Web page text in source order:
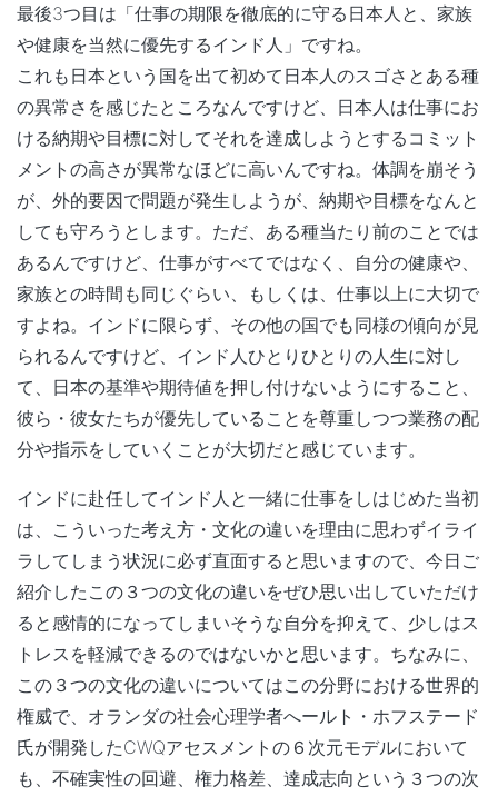
最後3つ目は「仕事の期限を徹底的に守る日本人と、家族
や健康を当然に優先するインド人」ですね。
これも日本という国を出て初めて日本人のスゴさとある種
の異常さを感じたところなんですけど、日本人は仕事にお
ける納期や目標に対してそれを達成しようとするコミット
メントの高さが異常なほどに高いんですね。体調を崩そう
が、外的要因で問題が発生しようが、納期や目標をなんと
しても守ろうとします。ただ、ある種当たり前のことでは
あるんですけど、仕事がすべてではなく、自分の健康や、
家族との時間も同じぐらい、もしくは、仕事以上に大切で
すよね。インドに限らず、その他の国でも同様の傾向が見
られるんですけど、インド人ひとりひとりの人生に対し
て、日本の基準や期待値を押し付けないようにすること、
彼ら・彼女たちが優先していることを尊重しつつ業務の配
分や指示をしていくことが大切だと感じています。
インドに赴任してインド人と一緒に仕事をしはじめた当初
は、こういった考え方・文化の違いを理由に思わずイライ
ラしてしまう状況に必ず直面すると思いますので、今日ご
紹介したこの３つの文化の違いをぜひ思い出していただけ
ると感情的になってしまいそうな自分を抑えて、少しはス
トレスを軽減できるのではないかと思います。ちなみに、
この３つの文化の違いについてはこの分野における世界的
権威で、オランダの社会心理学者へールト・ホフステード
氏が開発したCWQアセスメントの６次元モデルにおいて
も、不確実性の回避、権力格差、達成志向という３つの次